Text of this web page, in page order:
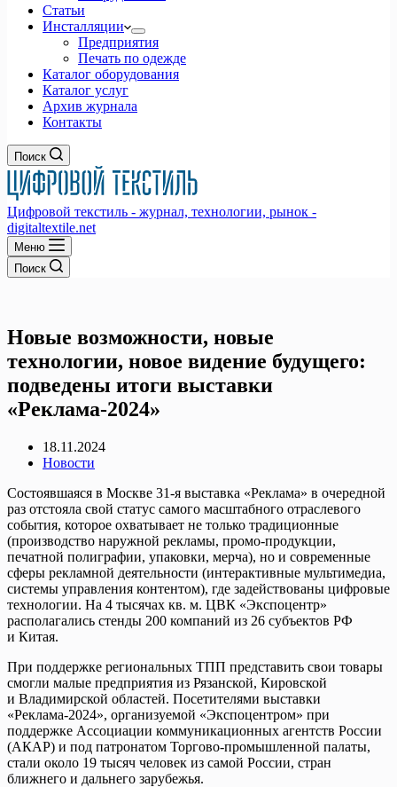
Статьи
Инсталляции
Предприятия
Печать по одежде
Каталог оборудования
Каталог услуг
Архив журнала
Контакты
Поиск
Цифровой текстиль - журнал, технологии, рынок -
digitaltextile.net
Меню
Поиск
Новые возможности, новые
технологии, новое видение будущего:
подведены итоги выставки
«Реклама-2024»
18.11.2024
Новости
Состоявшаяся в Москве 31-я выставка «Реклама» в очередной
раз отстояла свой статус самого масштабного отраслевого
события, которое охватывает не только традиционные
(производство наружной рекламы, промо-продукции,
печатной полиграфии, упаковки, мерча), но и современные
сферы рекламной деятельности (интерактивные мультимедиа,
системы управления контентом), где задействованы цифровые
технологии. На 4 тысячах кв. м. ЦВК «Экспоцентр»
располагались стенды 200 компаний из 26 субъектов РФ
и Китая.
При поддержке региональных ТПП представить свои товары
смогли малые предприятия из Рязанской, Кировской
и Владимирской областей. Посетителями выставки
«Реклама-2024», организуемой «Экспоцентром» при
поддержке Ассоциации коммуникационных агентств России
(АКАР) и под патронатом Торгово-промышленной палаты,
стали около 19 тысяч человек из самой России, стран
ближнего и дальнего зарубежья.